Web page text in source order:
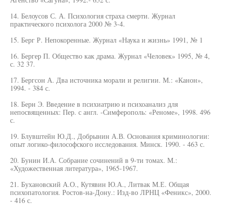
14. Белоусов С. А. Психология страха смерти. Журнал
практического психолога 2000 № 3-4.
15. Берг Р. Непокоренные. Журнал «Наука и жизнь» 1991, № 1
16. Бергер П. Общество как драма. Журнал «Человек» 1995, № 4,
с. 32 37.
17. Бергсон А. Два источника морали и религии. М.: «Канон»,
1994. - 384 с.
18. Берн Э. Введение в психиатрию и психоанализ для
непосвященных: Пер. с англ. -Симферополь: «Реноме», 1998. 496
с.
19. Блувштейн Ю.Д., Добрынин А.В. Основания криминологии:
опыт логико-философского исследования. Минск. 1990. - 463 с.
20. Бунин И.А. Собрание сочинений в 9-ти томах. М.:
«Художественная литература», 1965-1967.
21. Бухановский А.О., Кутявин Ю.А., Литвак М.Е. Общая
психопатология. Ростов-на-Дону.: Изд-во ЛРНЦ «Феникс», 2000.
- 416 с.